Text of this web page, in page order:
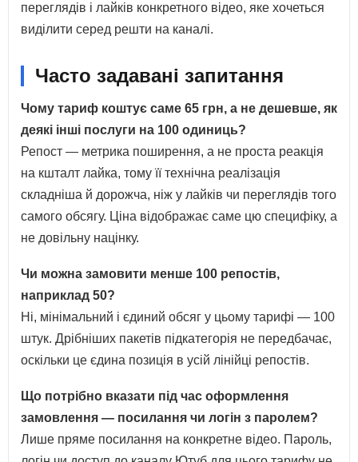
переглядів і лайків конкретного відео, яке хочеться
виділити серед решти на каналі.
Часто задавані запитання
Чому тариф коштує саме 65 грн, а не дешевше, як
деякі інші послуги на 100 одиниць?
Репост — метрика поширення, а не проста реакція
на кшталт лайка, тому її технічна реалізація
складніша й дорожча, ніж у лайків чи переглядів того
самого обсягу. Ціна відображає саме цю специфіку, а
не довільну націнку.
Чи можна замовити менше 100 репостів,
наприклад 50?
Ні, мінімальний і єдиний обсяг у цьому тарифі — 100
штук. Дрібніших пакетів підкатегорія не передбачає,
оскільки це єдина позиція в усій лінійці репостів.
Що потрібно вказати під час оформлення
замовлення — посилання чи логін з паролем?
Лише пряме посилання на конкретне відео. Пароль,